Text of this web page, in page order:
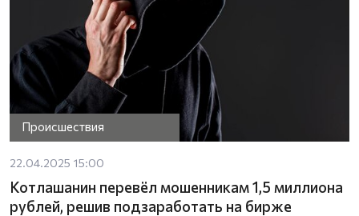
Происшествия
22.04.2025 15:00
Котлашанин перевёл мошенникам 1,5 миллиона
рублей, решив подзаработать на бирже